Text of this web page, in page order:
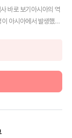
바로 보기아시아의 역
아시아에서 발생했다.